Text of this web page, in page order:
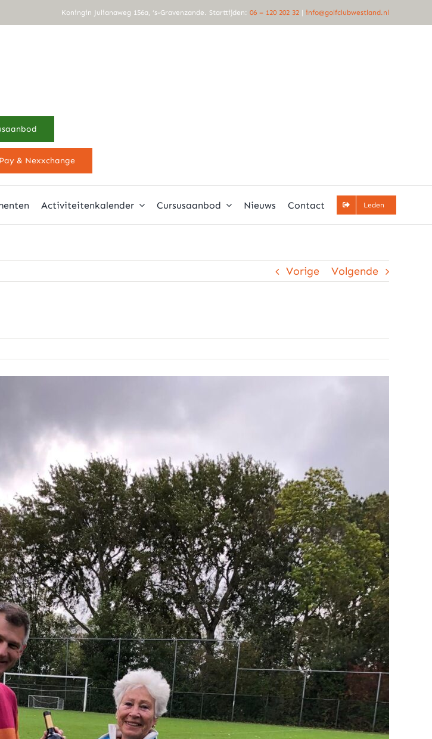
Koningin Julianaweg 156a, ‘s-Gravenzande. Starttijden:06 – 120 202 32 |info@golfclubwestland.nl
& Nexxchange
Activiteitenkalender Cursusaanbod Nieuws Contact Leden
Vorige Volgende